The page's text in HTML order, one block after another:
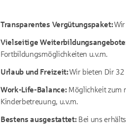
Transparentes Vergütungspaket:
Vielseitige
Fortbildungsmöglichkeiten u.v.m.
Urlaub und Freizeit:Wir bieten Dir
Work-Life-Balance:Möglichkeit zum
Kinderbetreuung, u.v.m.
Bestens ausgestattet:Bei uns